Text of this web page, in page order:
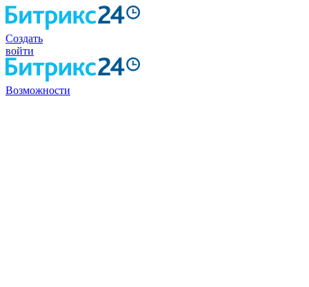
Создать
войти
Возможности